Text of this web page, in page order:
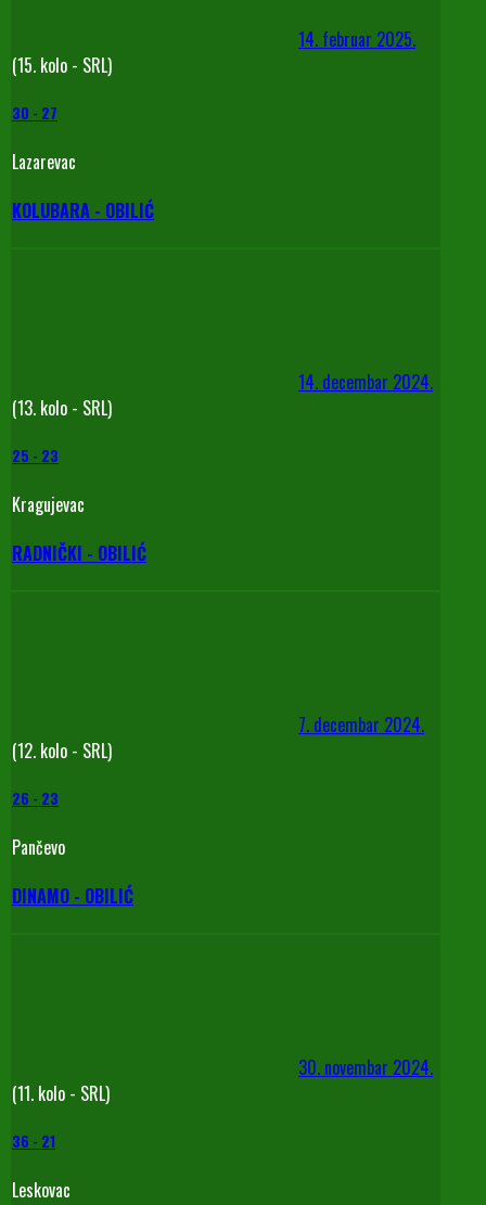
14. februar 2025.
(15. kolo - SRL)
30 - 27
Lazarevac
KOLUBARA - OBILIĆ
14. decembar 2024.
(13. kolo - SRL)
25 - 23
Kragujevac
RADNIČKI - OBILIĆ
7. decembar 2024.
(12. kolo - SRL)
26 - 23
Pančevo
DINAMO - OBILIĆ
30. novembar 2024.
(11. kolo - SRL)
36 - 21
Leskovac